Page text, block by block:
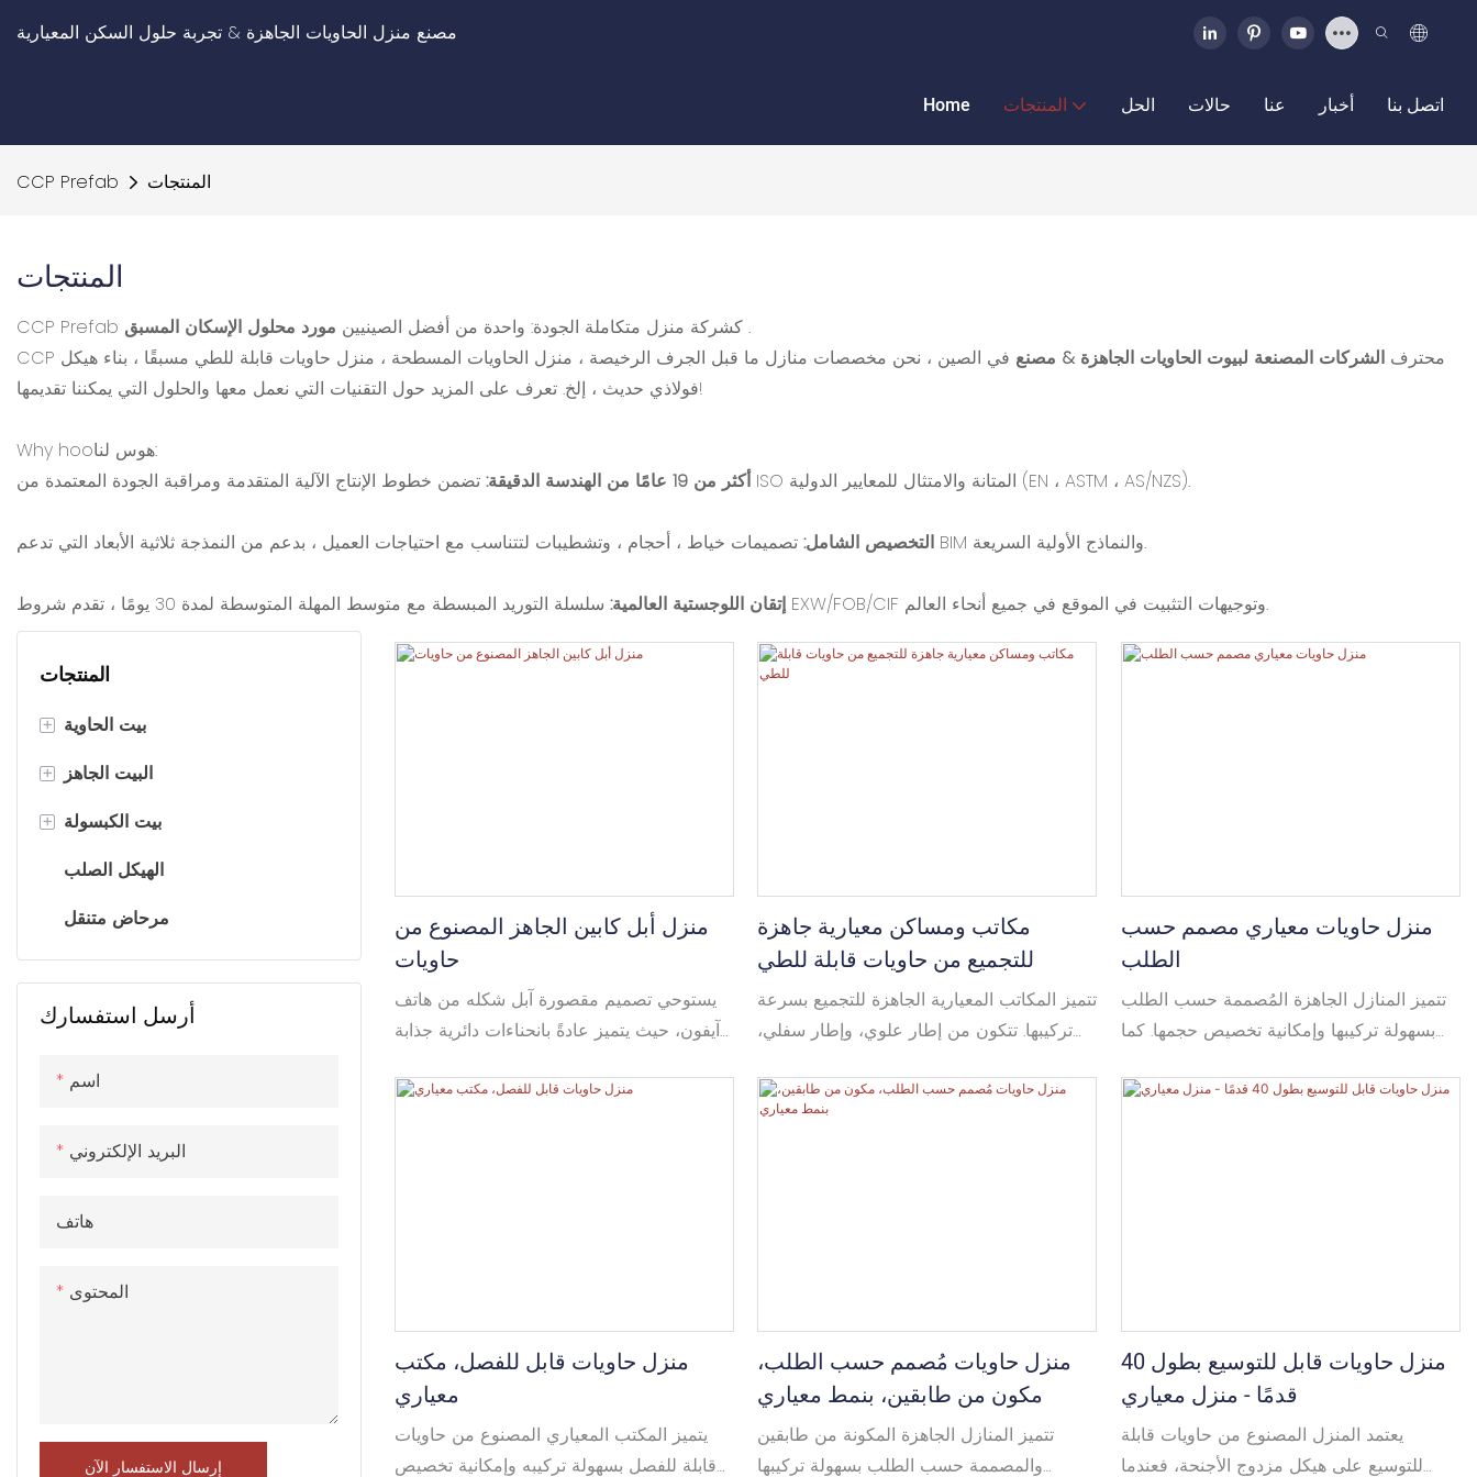
مصنع منزل الحاويات الجاهزة & تجربة حلول السكن المعيارية
Home المنتجات الحل حالات عنا أخبار اتصل بنا
CCP Prefab المنتجات
المنتجات
CCP Prefab كشركة منزل متكاملة الجودة: واحدة من أفضل الصينيين .
CCP محترف الشركات المصنعة لبيوت الحاويات الجاهزة & مصنع في الصين ، نحن مخصصات منازل ما قبل الجرف الرخيصة ، منزل الحاويات المسطحة ، منزل حاويات قابلة للطي مسبقًا ، بناء هيكل
فولاذي حديث ، إلخ. تعرف على المزيد حول التقنيات التي نعمل معها والحلول التي يمكننا تقديمها!
Why hooهوس لنا:
أكثر من 19 عامًا من الهندسة الدقيقة:
تضمن خطوط الإنتاج الآلية المتقدمة ومراقبة الجودة المعتمدة من ISO المتانة والامتثال للمعايير الدولية (EN ، ASTM ، AS/NZS).
التخصيص الشامل: تصميمات خياط ، أحجام ، وتشطيبات لتتناسب مع احتياجات العميل ، بدعم من النمذجة ثلاثية الأبعاد التي تدعم BIM والنماذج الأولية السريعة.
إتقان اللوجستية العالمية: سلسلة التوريد المبسطة مع متوسط ​​المهلة المتوسطة لمدة 30 يومًا ، تقدم شروط EXW/FOB/CIF وتوجيهات التثبيت في الموقع في جميع أنحاء العالم.
المنتجات
+ بيت الحاوية
منزل حاوية قابلة للفصل
منزل الحاوية المسطح
منزل حاوية قابلة للطي
بيت الحاوية القابل للتوسيع
+
البيت الجاهز
K House
ر
Prefab Villa
+ بيت الكبسولة
بيت كبسولة الفضاء
كابينة أبل
الهيكل الصلب
مرحاض متنقل
أرسل استفسارك
اسم
البريد الإلكتروني
هاتف
المحتوى
إرسال الاستفسار الآن
منزل أبل كابين الجاهز المصنوع من
حاويات
يستوحي تصميم مقصورة آبل شكله من هاتف
آيفون، حيث يتميز عادةً بانحناءات دائرية جذابة
آبل عادةً من مواد فولاذية خفيفة ومواد عازلة
مكاتب ومساكن معيارية جاهزة
للتجميع من حاويات قابلة للطي
تتميز المكاتب المعيارية الجاهزة للتجميع بسرعة
تركيبها. تتكون من إطار علوي، وإطار سفلي،
للتسليم. يمكن استخدامها كغرفة واحدة أو
كتركيبة متعددة الاتجاهات، كما يمكن تكديسها
منزل حاويات معياري مصمم حسب
الطلب
تتميز المنازل الجاهزة المُصممة حسب الطلب
بسهولة تركيبها وإمكانية تخصيص حجمها. كما
رغبتك. يُمكن استخدامها كغرفة واحدة أو
منزل حاويات قابل للفصل، مكتب
معياري
يتميز المكتب المعياري المصنوع من حاويات
قابلة للفصل بسهولة تركيبه وإمكانية تخصيص
منزل حاويات مُصمم حسب الطلب،
مكون من طابقين، بنمط معياري
تتميز المنازل الجاهزة المكونة من طابقين
والمصممة حسب الطلب بسهولة تركيبها
منزل حاويات قابل للتوسيع بطول 40
قدمًا - منزل معياري
يعتمد المنزل المصنوع من حاويات قابلة
للتوسيع على هيكل مزدوج الأجنحة، فعندما